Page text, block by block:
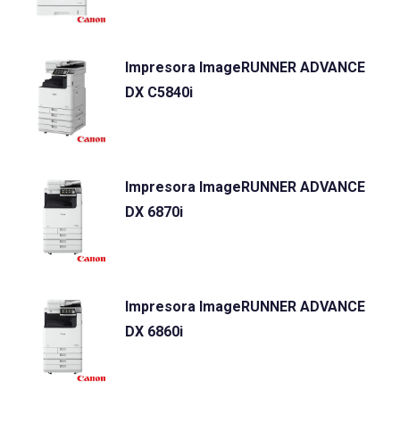
Impresora ImageRUNNER ADVANCE
DX C5840i
Impresora ImageRUNNER ADVANCE
DX 6870i
Impresora ImageRUNNER ADVANCE
DX 6860i